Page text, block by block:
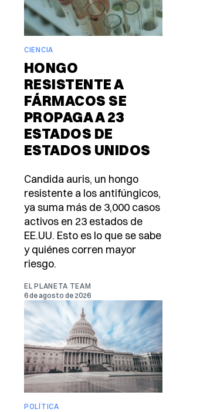
CIENCIA
HONGO
RESISTENTE A
FÁRMACOS SE
PROPAGA A 23
ESTADOS DE
ESTADOS UNIDOS
Candida auris, un hongo
resistente a los antifúngicos,
ya suma más de 3,000 casos
activos en 23 estados de
EE.UU. Esto es lo que se sabe
y quiénes corren mayor
riesgo.
EL PLANETA TEAM
6 de agosto de 2026
POLÍTICA